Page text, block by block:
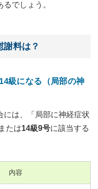
でしょう。
謝料は？
級になる（局部の神
には、「局部に神経症状
または14級9号に該当する
内容